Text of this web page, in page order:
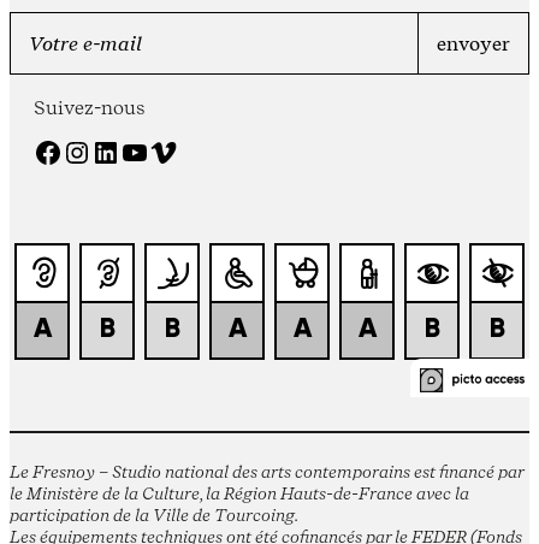
Suivez-nous
Facebook Instagram LinkedIn YouTube Vimeo
Le Fresnoy – Studio national des arts contemporains est financé par
le Ministère de la Culture, la Région Hauts-de-France avec la
participation de la Ville de Tourcoing.
Les équipements techniques ont été cofinancés par le FEDER (Fonds